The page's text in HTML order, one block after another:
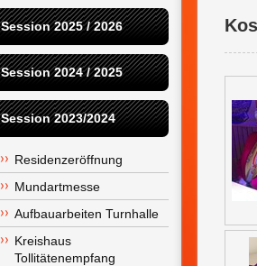
Session 2025 / 2026
Session 2024 / 2025
Session 2023/2024
Residenzeröffnung
Mundartmesse
Aufbauarbeiten Turnhalle
Kreishaus
Tollitätenempfang